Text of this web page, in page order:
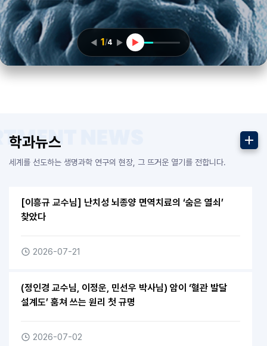
◀ 1/4 ▶ ▶
학과뉴스
세계를 선도하는 생명과학 연구의 현장, 그 뜨거운 열기를 전합니다.
더보기
[이흥규 교수님] 난치성 뇌종양 면역치료의 ‘숨은 열쇠’
찾았다​ ​
2026-07-21
(정인경 교수님, 이정운, 민선우 박사님) 암이 ‘혈관 발달
설계도’ 훔쳐 쓰는 원리 첫 규명​ ​
2026-07-02